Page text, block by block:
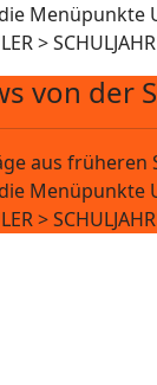
Menüpunkte
>
von der
aus früheren
Menüpunkte
>